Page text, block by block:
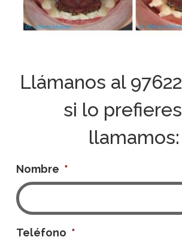
Llámanos al
si lo
llamamos:
Nombre *
Teléfono *